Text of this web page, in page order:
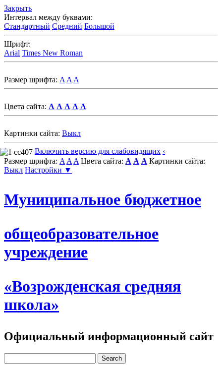
Закрыть
Интервал между буквами:
Стандартный Средний Большой
Шрифт:
Arial Times New Roman
Размер шрифта: A A A
Цвета сайта: A A A A A
Картинки сайта: Выкл
Включить версию для слабовидящих ‹
Размер шрифта: A A A Цвета сайта: A A A Картинки сайта:
Выкл Настройки ▼
Муниципальное бюджетное
общеобразовательное
учреждение
«Возрожденская средняя
школа»
Официальный информационный сайт